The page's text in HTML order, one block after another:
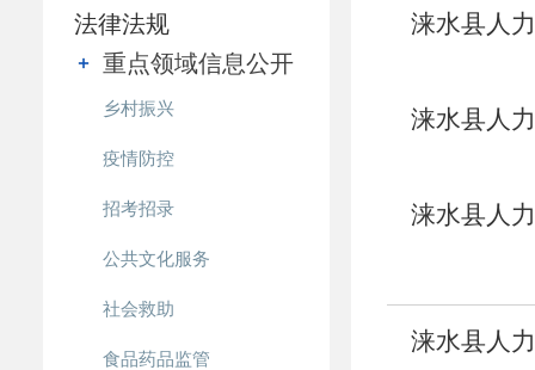
法律法规
重点领域信息公开
乡村振兴
疫情防控
招考招录
公共文化服务
社会救助
食品药品监管
涞水县人
涞水县人
涞水县人
涞水县人